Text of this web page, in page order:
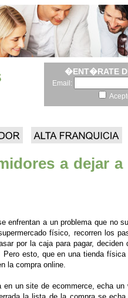
�ENT�RATE
Email:
a dejar
enfrentan a un problema que no
físico, recorren los
por la caja para pagar,
Pero esto, que en una tienda
la compra online.
en un site de ecommerce, echa